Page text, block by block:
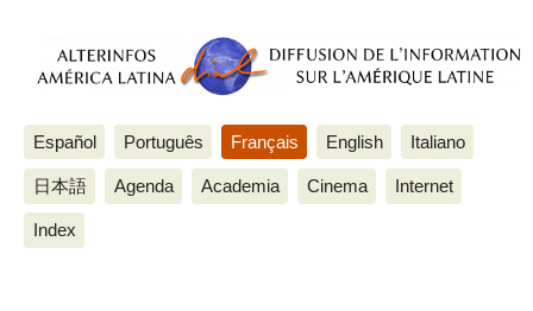
Español Português Français English Italiano
日本語 Agenda Academia Cinema Internet
Index